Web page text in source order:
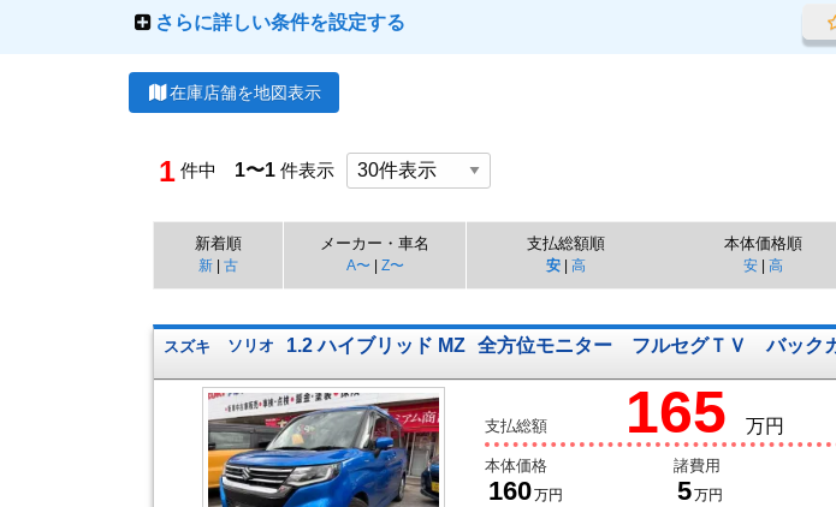
さらに詳しい条件を設定する
在庫店舗を地図表示
1 件中 1〜1 件表示
新着順
新 | 古
メーカー・車名
A〜| Z〜
支払総額順
安| 高
本体価格順
安| 高
スズキ ソリオ 1.2 ハイブリッド MZ 全方位モニター フルセグＴＶ バック
支払総額 165 万円
本体価格
160万円
諸費用
5万円